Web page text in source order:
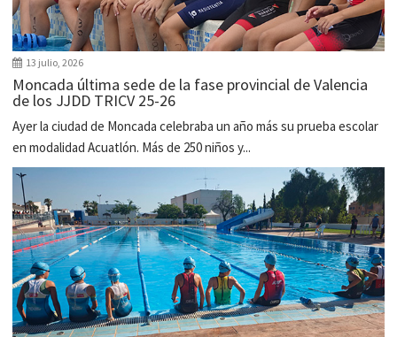
13 julio, 2026
Moncada última sede de la fase provincial de Valencia
de los JJDD TRICV 25-26
Ayer la ciudad de Moncada celebraba un año más su prueba escolar
en modalidad Acuatlón. Más de 250 niños y...